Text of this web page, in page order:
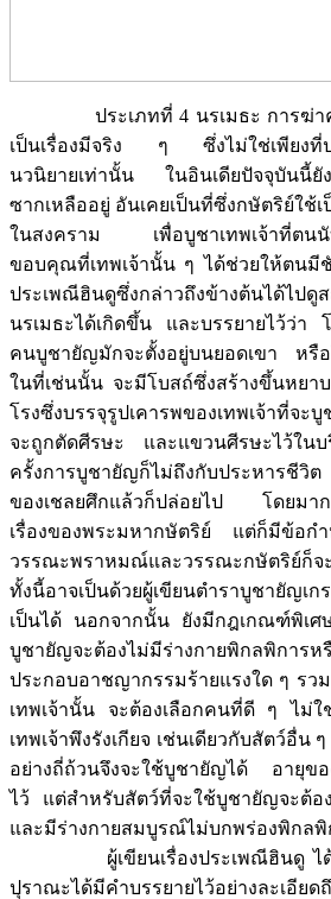
ประเภทที่ 4 นรเมธะ การฆ่าคน
เป็นเรื่องมีจริง ๆ ซึ่งไม่ใช่เพียงที่ป
นวนิยายเท่านั้น ในอินเดียปัจจุบันนี้ยั
ซากเหลืออยู่ อันเคยเป็นที่ซึ่งกษัตริย์ใช้
ในสงคราม เพื่อบูชาเทพเจ้าที่ตนนับ
ขอบคุณที่เทพเจ้านั้น ๆ ได้ช่วยให้ตนมีชั
ประเพณีฮินดูซึ่งกล่าวถึงข้างต้นได้ไป
นรเมธะได้เกิดขึ้น และบรรยายไว้ว่า
คนบูชายัญมักจะตั้งอยู่บนยอดเขา หรื
ในที่เช่นนั้น จะมีโบสถ์ซึ่งสร้างขึ้นหยา
โรงซึ่งบรรจุรูปเคารพของเทพเจ้าที่จ
จะถูกตัดศีรษะ และแขวนศีรษะไว้ใน
ครั้งการบูชายัญก็ไม่ถึงกับประหารชี
ของเชลยศึกแล้วก็ปล่อยไป โดยมา
เรื่องของพระมหากษัตริย์ แต่ก็มีข้อก
วรรณะพราหมณ์และวรรณะกษัตริย์ก็จ
ทั้งนี้อาจเป็นด้วยผู้เขียนตำราบูชายัญเ
เป็นได้ นอกจากนั้น ยังมีกฎเกณฑ์พิเศ
บูชายัญจะต้องไม่มีร่างกายพิกลพิการห
ประกอบอาชญากรรมร้ายแรงใด ๆ รว
เทพเจ้านั้น จะต้องเลือกคนที่ดี ๆ ไม่
เทพเจ้าพึงรังเกียจ เช่นเดียวกับสัตว์อื่น
อย่างถี่ถ้วนจึงจะใช้บูชายัญได้ อายุข
ไว้ แต่สำหรับสัตว์ที่จะใช้บูชายัญจะต้
และมีร่างกายสมบูรณ์ไม่บกพร่องพิกลพิ
ผู้เขียนเรื่องประเพณีฮินดู ได้อ้
ปุราณะได้มีคำบรรยายไว้อย่างละเอียด